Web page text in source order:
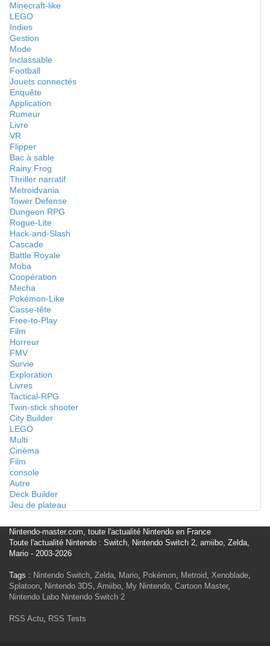
Minecraft-like
LEGO
Indies
Gestion
Mode
Inclassable
Football
Jouets connectés
Enquête
Application
Rumeur
Livre
VR
Flipper
Bac à sable
Rainy Frog
Thriller narratif
Metroidvania
Tower Defense
Dungeon RPG
Rogue-Lite
Hack-and-Slash
Cascade
Battle Royale
Moba
Coopération
Mecha
Pokémon-Like
Casse-tête
Free-to-Play
Film
Horreur
FMV
Survie
Exploration
Livres
Tactical-RPG
Twin-stick shooter
City Builder
LEGO
Multi
Cinéma
Film
console
Autre
Deck Builder
Jeu de plateau
Nintendo-master.com, toute l'actualité Nintendo en France
Toute l'actualité Nintendo : Switch, Nintendo Switch 2, amiibo, Zelda,
Mario - 2003-2026
Tags : Nintendo Switch, Zelda, Mario, Pokémon, Metroid, Xenoblade,
Splatoon, Nintendo 3DS, Amiibo, My Nintendo, Cartoon Master,
Nintendo Labo Nintendo Switch 2
RSS Actu, RSS Tests